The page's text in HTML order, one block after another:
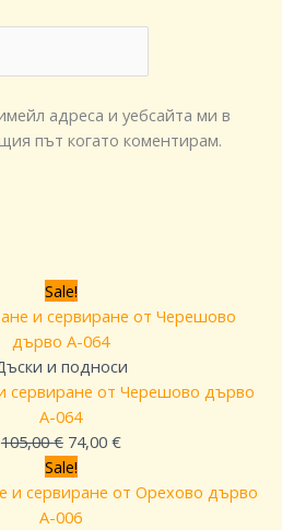
адреса и уебсайта ми в
път когато коментирам.
Sale!
и подноси
сервиране от Черешово дърво
A-064
105,00€ 74,00 €
Sale!